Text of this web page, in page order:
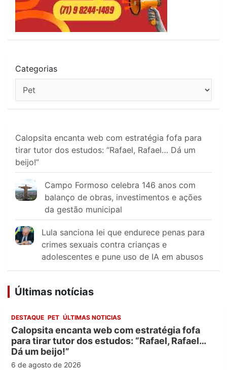
Categorias
Calopsita encanta web com estratégia fofa para
tirar tutor dos estudos: “Rafael, Rafael… Dá um
beijo!”
Campo Formoso celebra 146 anos com
balanço de obras, investimentos e ações
da gestão municipal
Lula sanciona lei que endurece penas para
crimes sexuais contra crianças e
adolescentes e pune uso de IA em abusos
Últimas notícias
DESTAQUE PET ÚLTIMAS NOTICIAS
Calopsita encanta web com estratégia fofa
para tirar tutor dos estudos: “Rafael, Rafael…
Dá um beijo!”
6 de agosto de 2026